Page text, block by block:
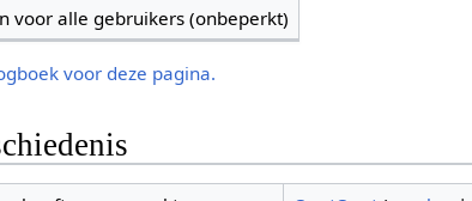
voor alle gebruikers (onbeperkt)
voor deze pagina.